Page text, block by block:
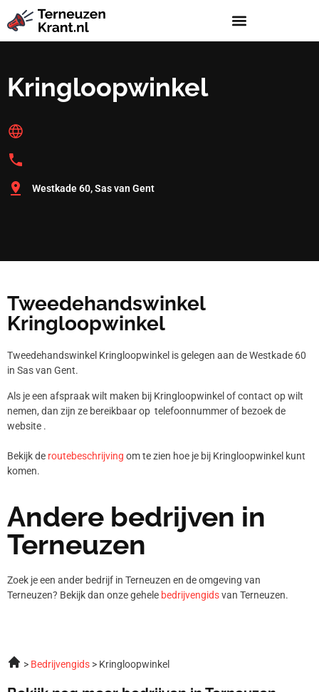
Kringloopwinkel
Westkade 60, Sas van Gent
Tweedehandswinkel
Kringloopwinkel
Tweedehandswinkel Kringloopwinkel is gelegen aan de Westkade 60
in Sas van Gent.
Als je een afspraak wilt maken bij Kringloopwinkel of contact op wilt
nemen, dan zijn ze bereikbaar op telefoonnummerof bezoek de
website .
Bekijk de routebeschrijving om te zien hoe je bij Kringloopwinkel kunt
komen.
Andere bedrijven in
Terneuzen
Zoek je een ander bedrijf in Terneuzen en de omgeving van
Terneuzen? Bekijk dan onze gehele bedrijvengidsvan Terneuzen.
Bedrijvengids Kringloopwinkel